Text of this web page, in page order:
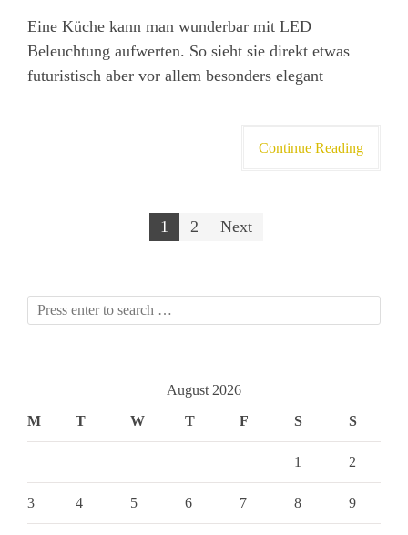
Eine Küche kann man wunderbar mit LED
Beleuchtung aufwerten. So sieht sie direkt etwas
futuristisch aber vor allem besonders elegant
Continue Reading
1 2 Next
August 2026
M
T W T F S S
1 2
3 4 5 6 7 8 9